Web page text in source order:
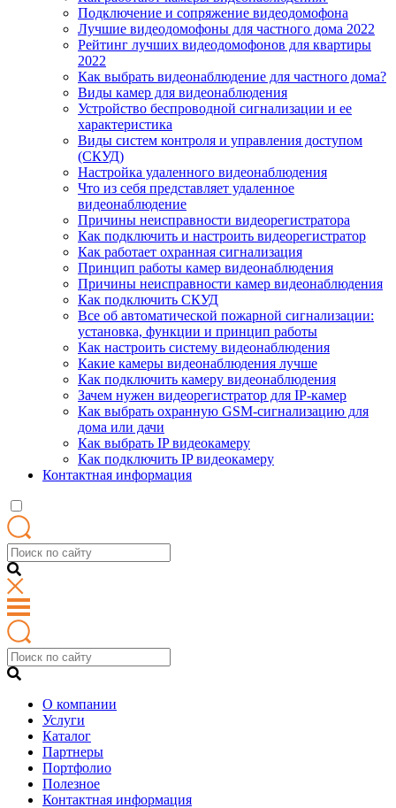
Подключение и сопряжение видеодомофона
Лучшие видеодомофоны для частного дома 2022
Рейтинг лучших видеодомофонов для квартиры
2022
Как выбрать видеонаблюдение для частного дома?
Виды камер для видеонаблюдения
Устройство беспроводной сигнализации и ее
характеристика
Виды систем контроля и управления доступом
(СКУД)
Настройка удаленного видеонаблюдения
Что из себя представляет удаленное
видеонаблюдение
Причины неисправности видеорегистратора
Как подключить и настроить видеорегистратор
Как работает охранная сигнализация
Принцип работы камер видеонаблюдения
Причины неисправности камер видеонаблюдения
Как подключить СКУД
Все об автоматической пожарной сигнализации:
установка, функции и принцип работы
Как настроить систему видеонаблюдения
Какие камеры видеонаблюдения лучше
Как подключить камеру видеонаблюдения
Зачем нужен видеорегистратор для IP-камер
Как выбрать охранную GSM-сигнализацию для
дома или дачи
Как выбрать IP видеокамеру
Как подключить IP видеокамеру
Контактная информация
О компании
Услуги
Каталог
Партнеры
Портфолио
Полезное
Контактная информация